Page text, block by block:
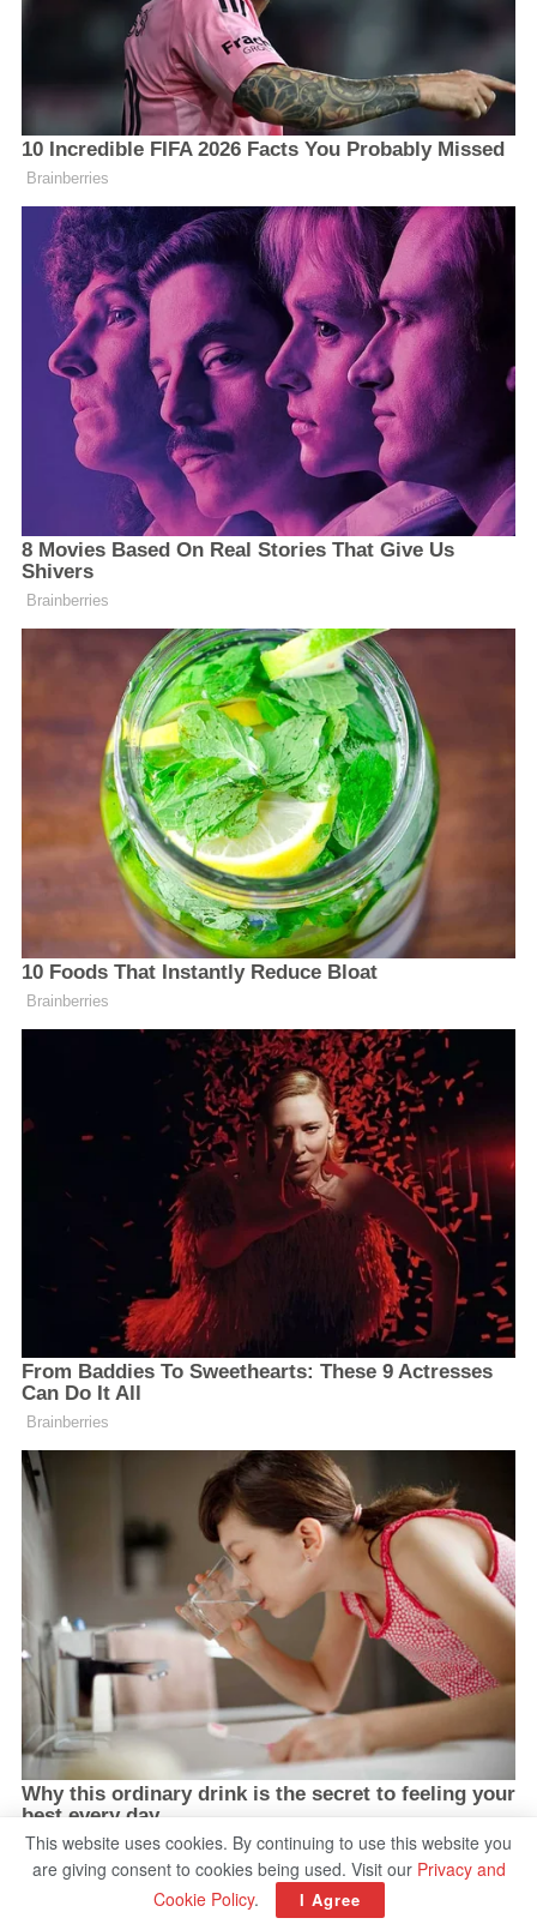
This website uses cookies. By continuing to use this website you
are giving consent to cookies being used. Visit our Privacy and
Cookie Policy. I Agree